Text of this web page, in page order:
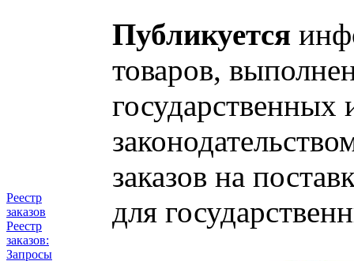
Реестр
заказов
Реестр
заказов:
Запросы
Публикуется
товаров,
заказов на
для